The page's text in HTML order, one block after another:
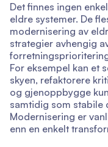
Det finnes ingen
eldre systemer. De
modernisering av
strategier avhengig
For eksempel kan et
skyen, refaktorere
og gjenoppbygge
samtidig som stabile
Modernisering er
enn en enkelt